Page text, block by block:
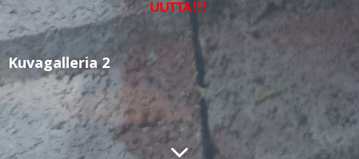
UUTTA!!!
Kuvagalleria 2